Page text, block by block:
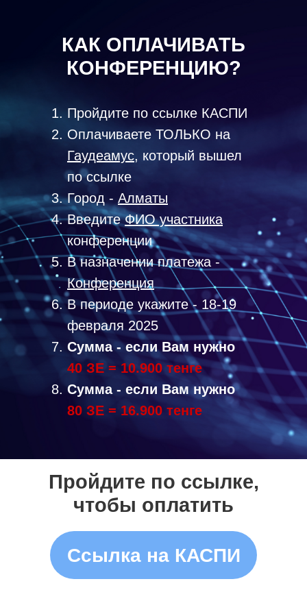
КАК ОПЛАЧИВАТЬ
КОНФЕРЕНЦИЮ?
Пройдите по ссылке КАСПИ
Оплачиваете ТОЛЬКО на
Гаудеамус, который вышел
по ссылке
Город - Алматы
ВведитеФИО участника
конференции
В назначении платежа -
Конференция
В периоде укажите - 18-19
февраля 2025
Сумма - если Вам нужно
40 ЗЕ = 10.900 тенге
Сумма - если Вам нужно
80 ЗЕ = 16.900 тенге
Ссылка на КАСПИ
Пройдите по ссылке,
чтобы оплатить